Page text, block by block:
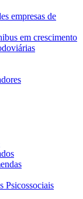
empresas de
em crescimento
Psicossociais